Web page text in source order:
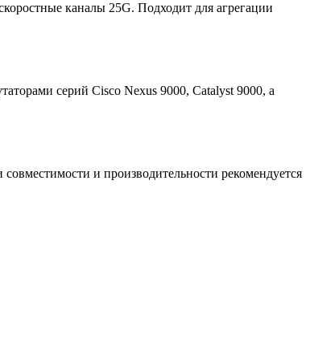
каналы 25G. Подходит для агрегации
серий Cisco Nexus 9000, Catalyst 9000, а
и производительности рекомендуется